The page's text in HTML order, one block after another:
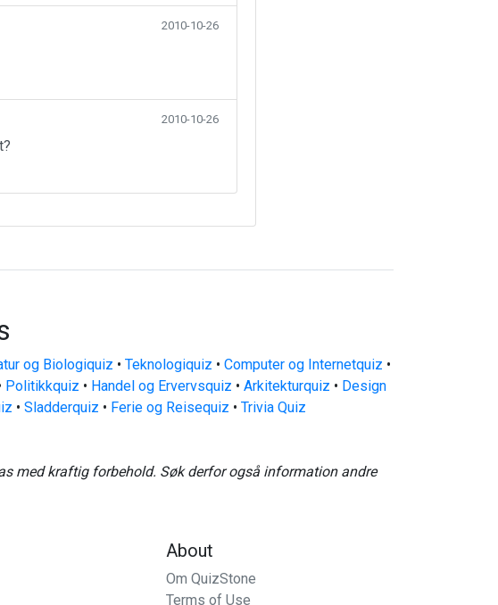
2010-10-26
2010-10-26
og Biologiquiz • Teknologiquiz • Computer og Internetquiz •
Politikkquiz • Handel og Ervervsquiz • Arkitekturquiz • Design
• Sladderquiz • Ferie og Reisequiz • Trivia Quiz
med kraftig forbehold. Søk derfor også information andre
About
Om QuizStone
Terms of Use